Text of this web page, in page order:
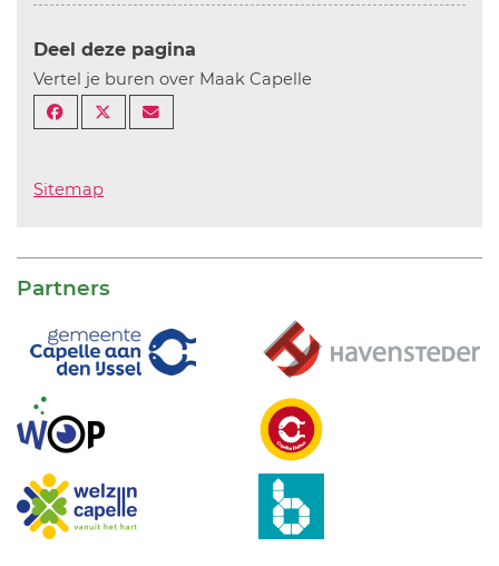
Deel deze pagina
Vertel je buren over Maak Capelle
Sitemap
Partners